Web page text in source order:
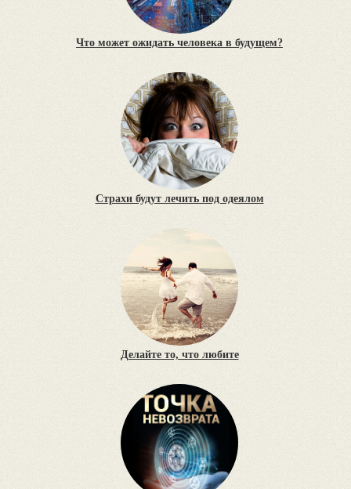
Что может ожидать человека в будущем?
Страхи будут лечить под одеялом
Делайте то, что любите